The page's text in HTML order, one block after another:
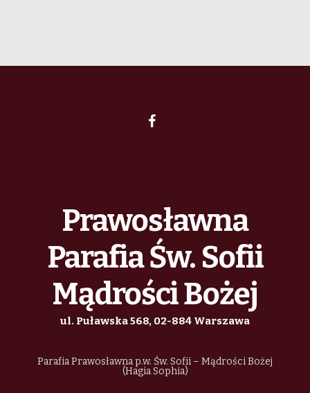
Prawosławna
Parafia Św. Sofii
Mądrości Bożej
ul. Puławska 568, 02-884 Warszawa
Parafia Prawosławna p.w. Św. Sofii – Mądrości Bożej
(Hagia Sophia)